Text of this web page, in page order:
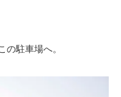
の駐車場へ。